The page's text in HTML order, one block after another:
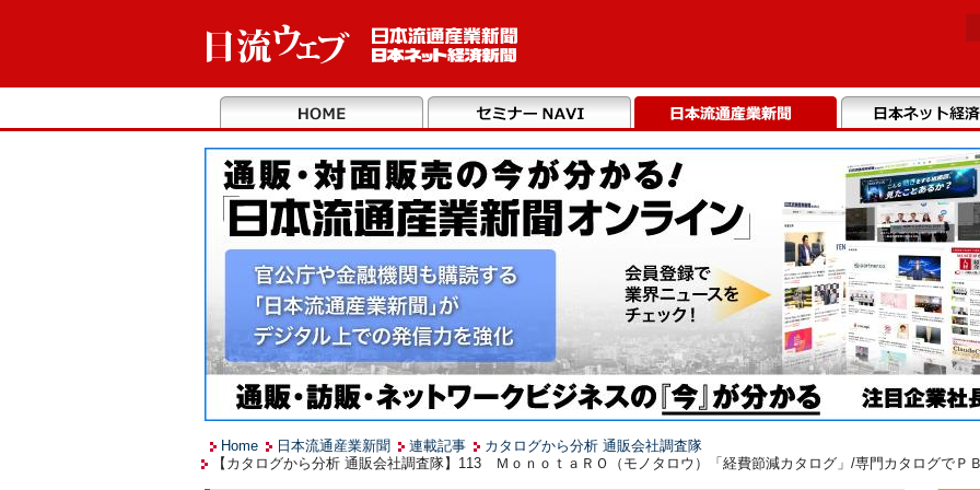
Home 日本流通産業新聞 連載記事
カタログから分析 通販会社調査隊
【カタログから分析 通販会社調査隊】113 ＭｏｎｏｔａＲＯ（モノタロウ）「経費節減カタログ」/専門カタログでＰ